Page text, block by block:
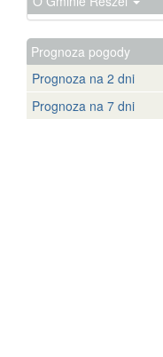
Prognoza pogody
Prognoza na 2 dni
Prognoza na 7 dni